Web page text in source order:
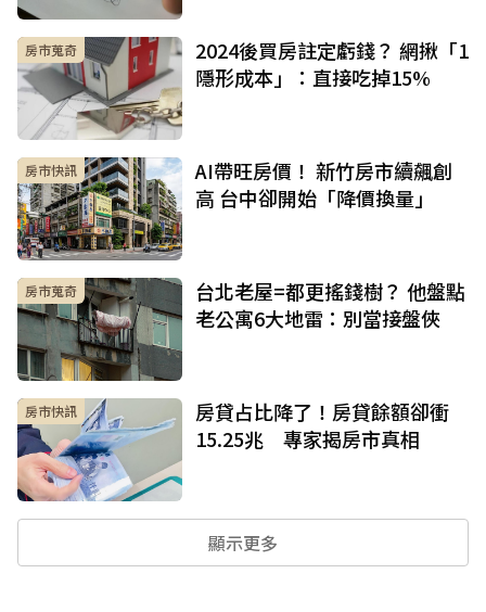
房市蒐奇
2024後買房註定虧錢？ 網揪「1
隱形成本」：直接吃掉15%
房市快訊
AI帶旺房價！ 新竹房市續飆創
高 台中卻開始「降價換量」
房市蒐奇
台北老屋=都更搖錢樹？ 他盤點
老公寓6大地雷：別當接盤俠
房市快訊
房貸占比降了！房貸餘額卻衝
15.25兆 專家揭房市真相
顯示更多